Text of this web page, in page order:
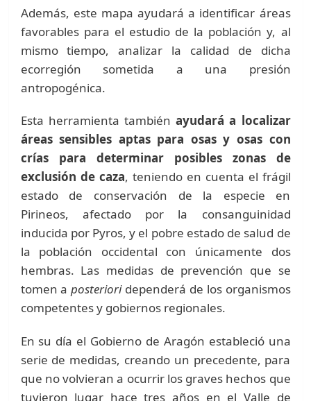
Además, este mapa ayudará a identificar áreas
favorables para el estudio de la población y, al
mismo tiempo, analizar la calidad de dicha
ecorregión sometida a una presión
antropogénica.
Esta herramienta tambiénayudará a localizar
áreas sensibles aptas para osas y osas con
crías para determinar posibles zonas de
exclusión de caza, teniendo en cuenta el frágil
estado de conservación de la especie en
Pirineos, afectado por la consanguinidad
inducida por Pyros, y el pobre estado de salud de
la población occidental con únicamente dos
hembras. Las medidas de prevención que se
tomen aposteriori dependerá de los organismos
competentes y gobiernos regionales.
En su día el Gobierno de Aragón estableció una
serie de medidas, creando un precedente, para
que no volvieran a ocurrir los graves hechos que
tuvieron lugar hace tres años en el Valle de